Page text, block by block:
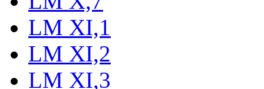
LM XI,1
LM XI,2
LM XI,3